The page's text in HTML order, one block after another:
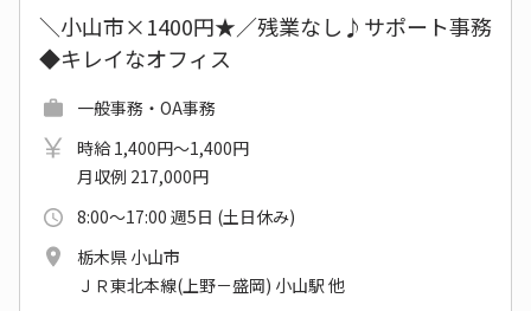
＼小山市×1400円★／残業なし♪サポート事務
◆キレイなオフィス
一般事務・OA事務
時給 1,400円～1,400円
月収例 217,000円
8:00～17:00 週5日 (土日休み)
栃木県 小山市
ＪＲ東北本線(上野－盛岡) 小山駅 他